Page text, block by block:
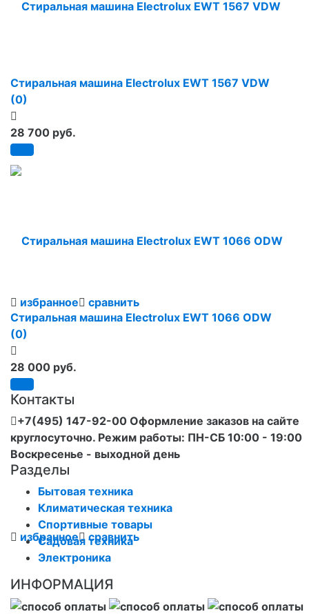
избранное сравнить
Стиральная машина Electrolux EWT 1567 VDW
(0)
28 700 руб.
избранное сравнить
Стиральная машина Electrolux EWT 1066 ODW
(0)
28 000 руб.
Контакты
+7(495) 147-92-00 Оформление заказов на сайте
круглосуточно. Режим работы: ПН-СБ 10:00 - 19:00
Воскресенье - выходной день
Разделы
Бытовая техника
Климатическая техника
Спортивные товары
Садовая техника
Электроника
ИНФОРМАЦИЯ